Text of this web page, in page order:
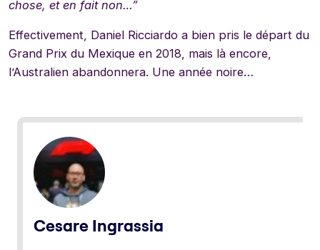
chose, et en fait non…”
Effectivement, Daniel Ricciardo a bien pris le départ du
Grand Prix du Mexique en 2018, mais là encore,
l’Australien abandonnera. Une année noire…
Cesare Ingrassia